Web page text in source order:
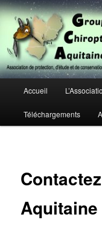
Aller
au
contenu
principalGroupe
Association de
principal
Accueil
Téléchargements
Aquitaine